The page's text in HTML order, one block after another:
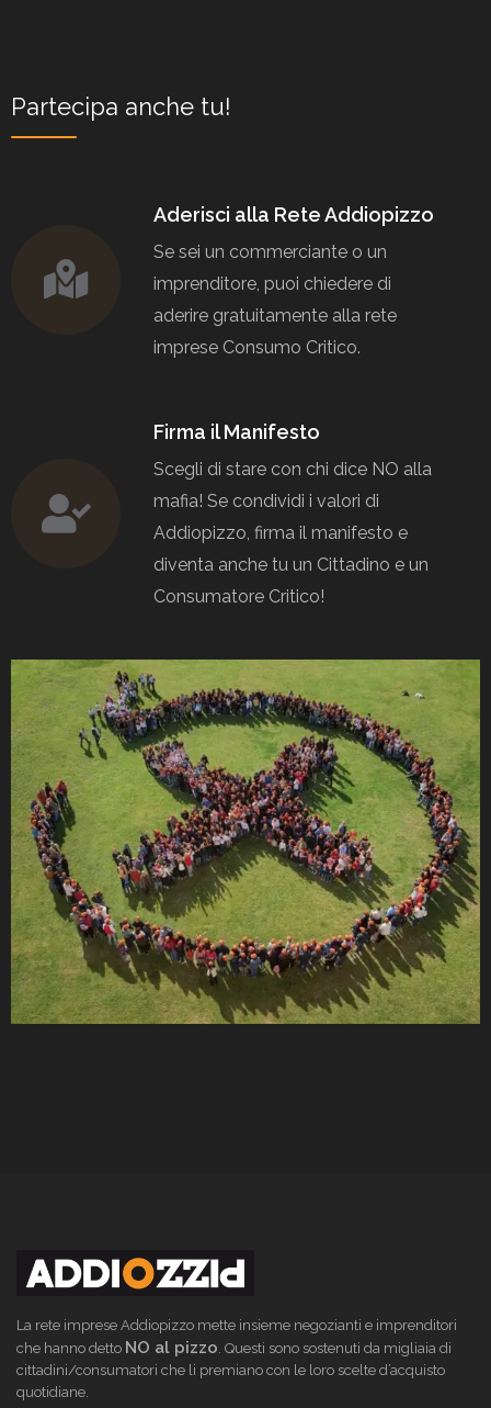
Partecipa anche tu!
Aderisci alla Rete Addiopizzo
Se sei un commerciante o un
imprenditore, puoi chiedere di
aderire gratuitamente alla rete
imprese Consumo Critico.
Firma il Manifesto
Scegli di stare con chi dice NO alla
mafia! Se condividi i valori di
Addiopizzo, firma il manifesto e
diventa anche tu un Cittadino e un
Consumatore Critico!
La rete imprese Addiopizzo mette insieme negozianti e imprenditori
che hanno detto NO al pizzo . Questi sono sostenuti da migliaia di
cittadini/consumatori che li premiano con le loro scelte d’acquisto
quotidiane.